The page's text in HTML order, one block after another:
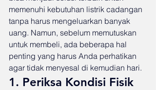
memenuhi kebutuhan listrik cadangan
tanpa harus mengeluarkan banyak
uang. Namun, sebelum memutuskan
untuk membeli, ada beberapa hal
penting yang harus Anda perhatikan
agar tidak menyesal di kemudian hari.
1. Periksa Kondisi Fisik